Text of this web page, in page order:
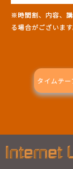
※時間割、内容、
る場合がございま
タイムテ